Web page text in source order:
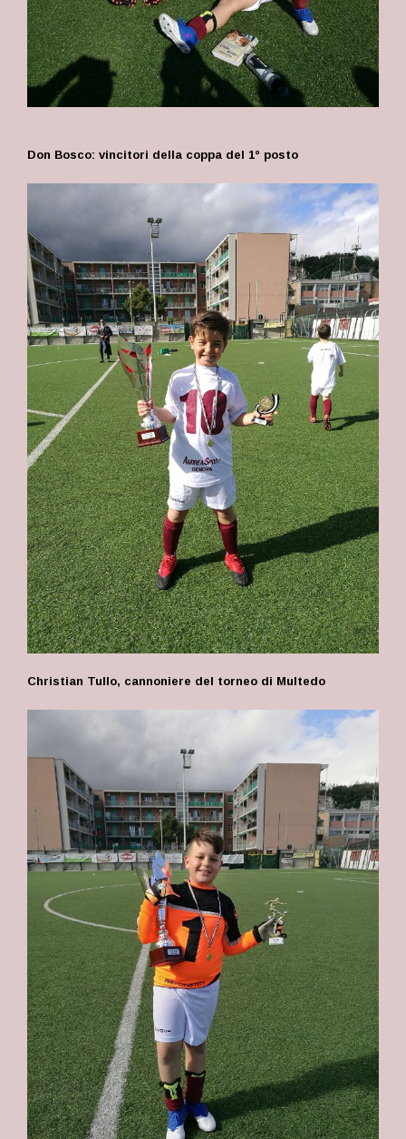
Don Bosco: vincitori della coppa del 1° posto
Christian Tullo, cannoniere del torneo di Multedo